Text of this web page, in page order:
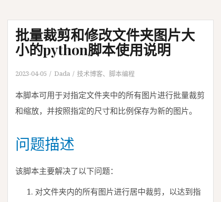
批量裁剪和修改文件夹图片大
小的python脚本使用说明
2023-04-05 Dada 技术博客、 脚本编程
本脚本可用于对指定文件夹中的所有图片进行批量裁剪
和缩放，并按照指定的尺寸和比例保存为新的图片。
问题描述
该脚本主要解决了以下问题：
对文件夹内的所有图片进行居中裁剪，以达到指